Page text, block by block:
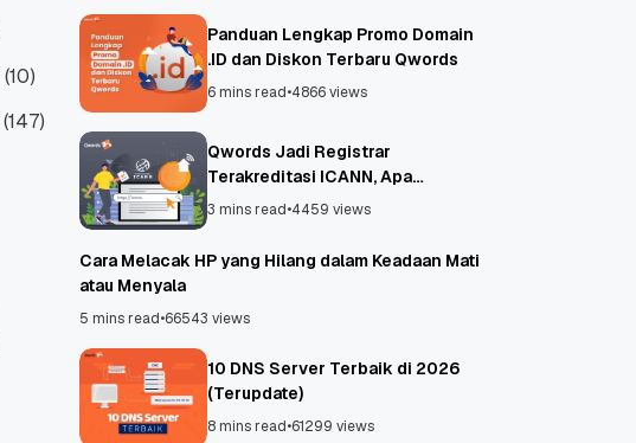
(10)
(147)
Panduan Lengkap Promo Domain
.ID dan Diskon Terbaru Qwords
6 mins read•4866 views
Qwords Jadi Registrar
Terakreditasi ICANN, Apa
Untungnya?
3 mins read•4459 views
Cara Melacak HP yang Hilang dalam Keadaan Mati
atau Menyala
5 mins read•66543 views
10 DNS Server Terbaik di 2026
(Terupdate)
8 mins read•61299 views